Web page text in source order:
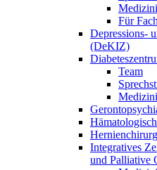
Für
Depressions-
(DeKIZ)
Team
Integratives
und Palliative